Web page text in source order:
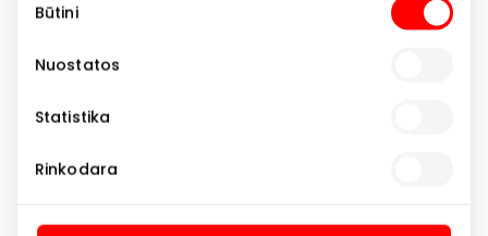
pasirinkimas
Būtini
Nuostatos
Statistika
Rinkodara
KVAPŲ NAMAI
Parduotuvės